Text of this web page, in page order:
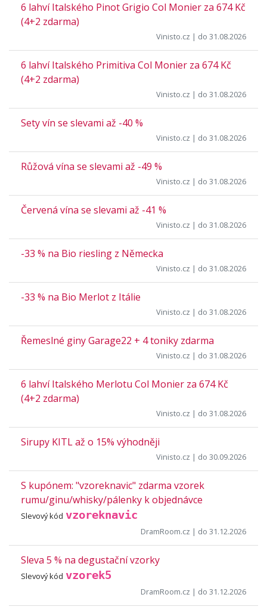
6 lahví Italského Pinot Grigio Col Monier za 674 Kč
(4+2 zdarma)
Vinisto.cz | do 31.08.2026
6 lahví Italského Primitiva Col Monier za 674 Kč
(4+2 zdarma)
Vinisto.cz | do 31.08.2026
Sety vín se slevami až -40 %
Vinisto.cz | do 31.08.2026
Růžová vína se slevami až -49 %
Vinisto.cz | do 31.08.2026
Červená vína se slevami až -41 %
Vinisto.cz | do 31.08.2026
-33 % na Bio riesling z Německa
Vinisto.cz | do 31.08.2026
-33 % na Bio Merlot z Itálie
Vinisto.cz | do 31.08.2026
Řemeslné giny Garage22 + 4 toniky zdarma
Vinisto.cz | do 31.08.2026
6 lahví Italského Merlotu Col Monier za 674 Kč
(4+2 zdarma)
Vinisto.cz | do 31.08.2026
Sirupy KITL až o 15% výhodněji
Vinisto.cz | do 30.09.2026
S kupónem: "vzoreknavic" zdarma vzorek
rumu/ginu/whisky/pálenky k objednávce
Slevový kód vzoreknavic
DramRoom.cz | do 31.12.2026
Sleva 5 % na degustační vzorky
Slevový kód vzorek5
DramRoom.cz | do 31.12.2026